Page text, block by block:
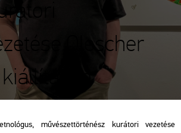
Olescher
mű­vé­szet­tör­té­nész ku­rá­to­ri ve­ze­té­se